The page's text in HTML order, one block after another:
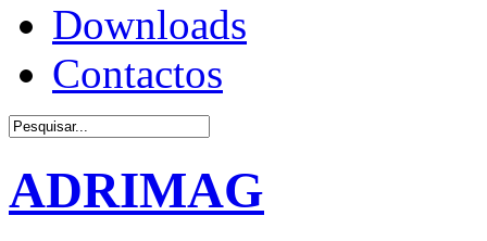
Downloads
Contactos
ADRIMAG